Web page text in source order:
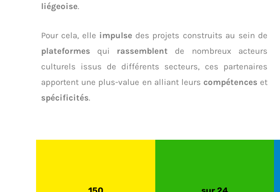
liégeoise.
Pour cela, elle impulse des projets construits au sein de
plateformes qui rassemblent de nombreux acteurs
culturels issus de différents secteurs, ces partenaires
apportent une plus-value en alliant leurs compétences et
spécificités.